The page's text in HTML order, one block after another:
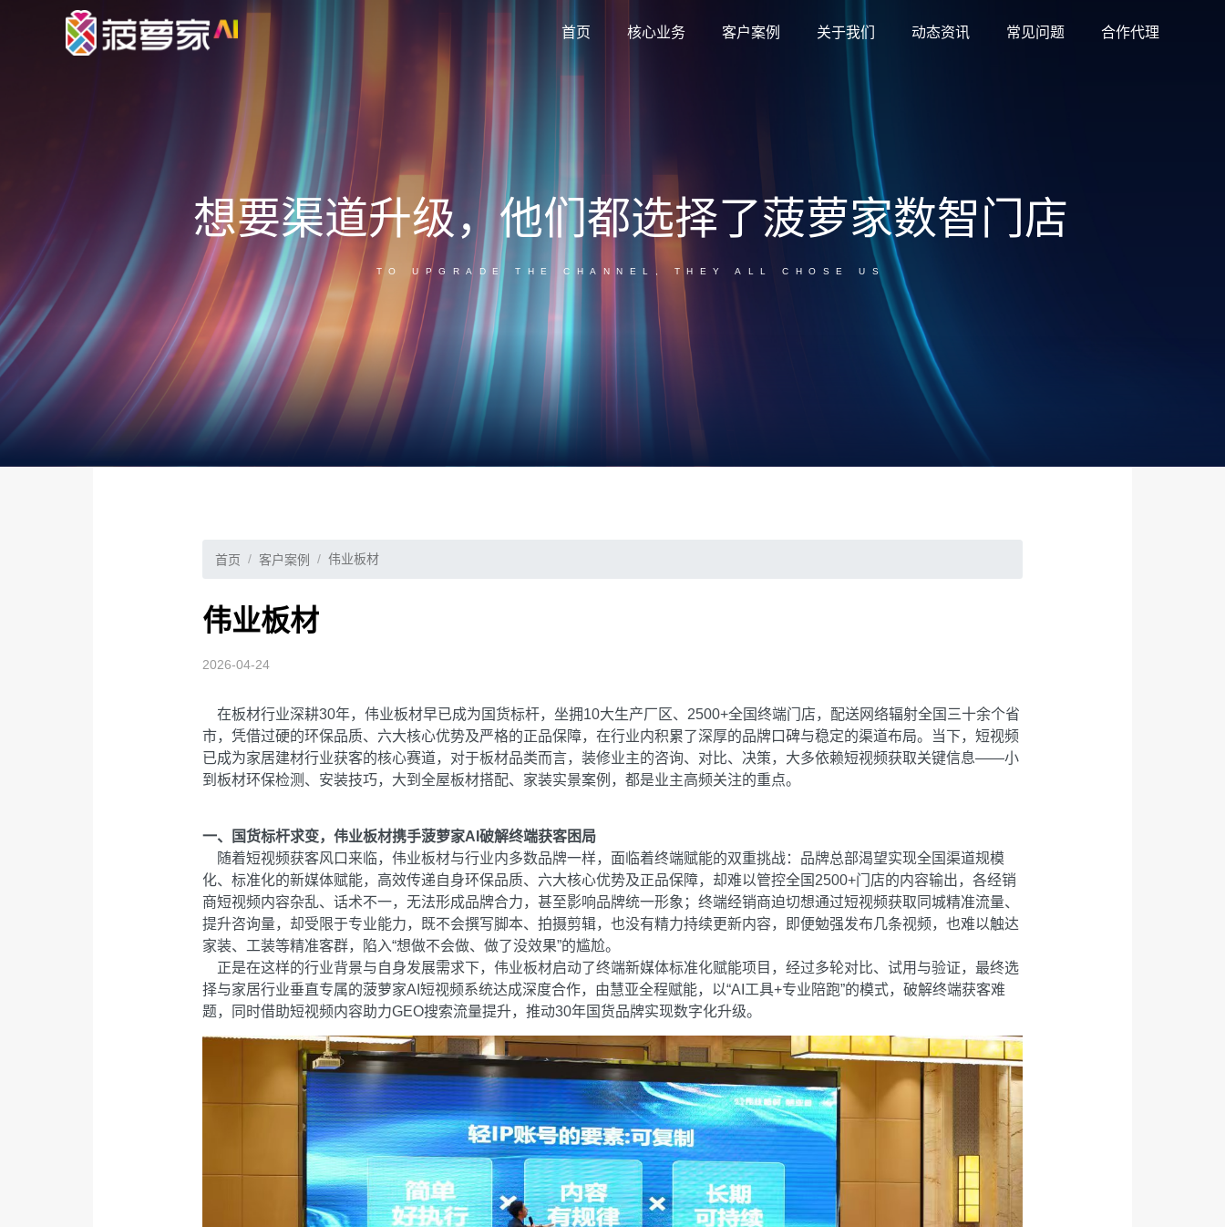
首页 核心业务
菠萝家AI短视频
家居品牌与经销商AI短视频内容生产系统。
客户案例 关于我们 动态资讯 常见问题 合作代理
想要渠道升级，他们都选择了菠萝家数智门店
TO UPGRADE THE CHANNEL, THEY ALL CHOSE US
首页 客户案例 伟业板材
伟业板材
2026-04-24
在板材行业深耕30年，伟业板材早已成为国货标杆，坐拥10大生产厂区、2500+全国终端门店，配送网络辐射全国三十余个省
市，凭借过硬的环保品质、六大核心优势及严格的正品保障，在行业内积累了深厚的品牌口碑与稳定的渠道布局。当下，短视频
已成为家居建材行业获客的核心赛道，对于板材品类而言，装修业主的咨询、对比、决策，大多依赖短视频获取关键信息——小
到板材环保检测、安装技巧，大到全屋板材搭配、家装实景案例，都是业主高频关注的重点。
一、国货标杆求变，伟业板材携手菠萝家AI破解终端获客困局
随着短视频获客风口来临，伟业板材与行业内多数品牌一样，面临着终端赋能的双重挑战：品牌总部渴望实现全国渠道规模
化、标准化的新媒体赋能，高效传递自身环保品质、六大核心优势及正品保障，却难以管控全国2500+门店的内容输出，各经销
商短视频内容杂乱、话术不一，无法形成品牌合力，甚至影响品牌统一形象；终端经销商迫切想通过短视频获取同城精准流量、
提升咨询量，却受限于专业能力，既不会撰写脚本、拍摄剪辑，也没有精力持续更新内容，即便勉强发布几条视频，也难以触达
家装、工装等精准客群，陷入“想做不会做、做了没效果”的尴尬。
正是在这样的行业背景与自身发展需求下，伟业板材启动了终端新媒体标准化赋能项目，经过多轮对比、试用与验证，最终选
择与家居行业垂直专属的菠萝家AI短视频系统达成深度合作，由慧亚全程赋能，以“AI工具+专业陪跑”的模式，破解终端获客难
题，同时借助短视频内容助力GEO搜索流量提升，推动30年国货品牌实现数字化升级。